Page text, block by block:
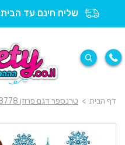
שליח חינם עד הבית
דף הבית > טרנספר דגם פרוזן 8778